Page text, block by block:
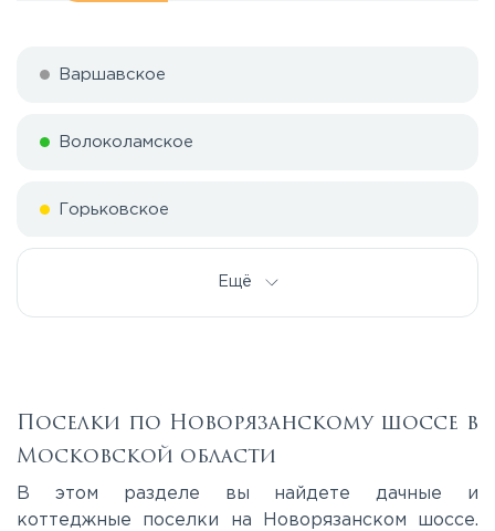
Варшавское
Волоколамское
Горьковское
Ещё
Поселки по Новорязанскому шоссе в
Московской области
В этом разделе вы найдете дачные и
коттеджные поселки на Новорязанском шоссе.